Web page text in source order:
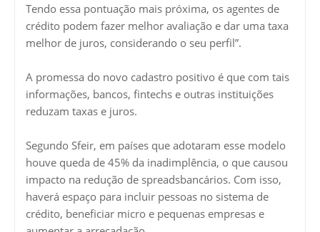
Tendo essa pontuação mais próxima, os agentes de
crédito podem fazer melhor avaliação e dar uma taxa
melhor de juros, considerando o seu perfil”.
A promessa do novo cadastro positivo é que com tais
informações, bancos, fintechs e outras instituições
reduzam taxas e juros.
Segundo Sfeir, em países que adotaram esse modelo
houve queda de 45% da inadimplência, o que causou
impacto na redução de spreadsbancários. Com isso,
haverá espaço para incluir pessoas no sistema de
crédito, beneficiar micro e pequenas empresas e